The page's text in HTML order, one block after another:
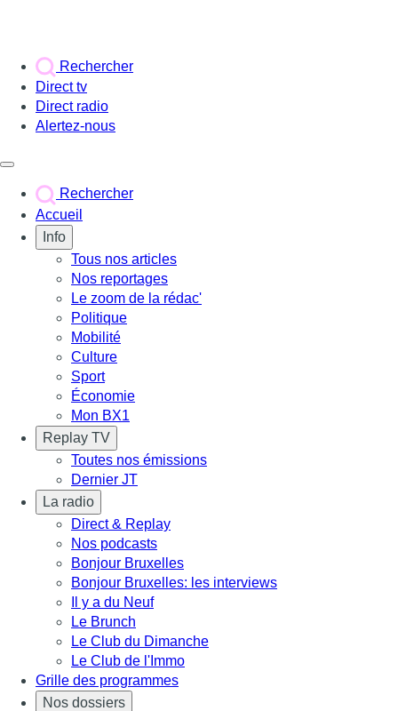
Rechercher
Direct tv
Direct radio
Alertez-nous
Rechercher
Accueil
Info
Tous nos articles
Nos reportages
Le zoom de la rédac'
Politique
Mobilité
Culture
Sport
Économie
Mon BX1
Replay TV
Toutes nos émissions
Dernier JT
La radio
Direct & Replay
Nos podcasts
Bonjour Bruxelles
Bonjour Bruxelles: les interviews
Il y a du Neuf
Le Brunch
Le Club du Dimanche
Le Club de l'Immo
Grille des programmes
Nos dossiers